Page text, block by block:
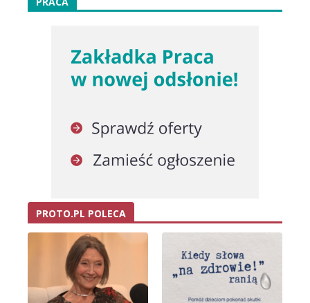
PROTO.PL POLECA